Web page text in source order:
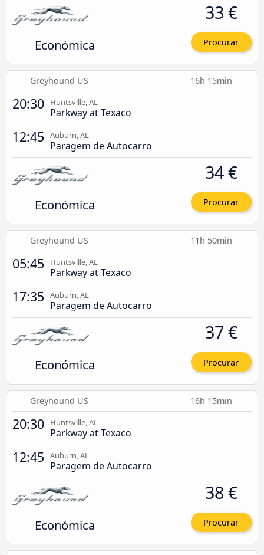
Económica
33 €
Procurar
Greyhound US 16h 15min
20:30 Huntsville, AL
Parkway at Texaco
12:45 Auburn, AL
Paragem de Autocarro
Económica
34 €
Procurar
Greyhound US 11h 50min
05:45 Huntsville, AL
Parkway at Texaco
17:35 Auburn, AL
Paragem de Autocarro
Económica
37 €
Procurar
Greyhound US 16h 15min
20:30 Huntsville, AL
Parkway at Texaco
12:45 Auburn, AL
Paragem de Autocarro
Económica
38 €
Procurar